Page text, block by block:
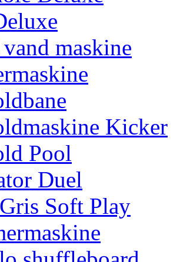
maskine
Kicker
Pool
Duel
Soft Play